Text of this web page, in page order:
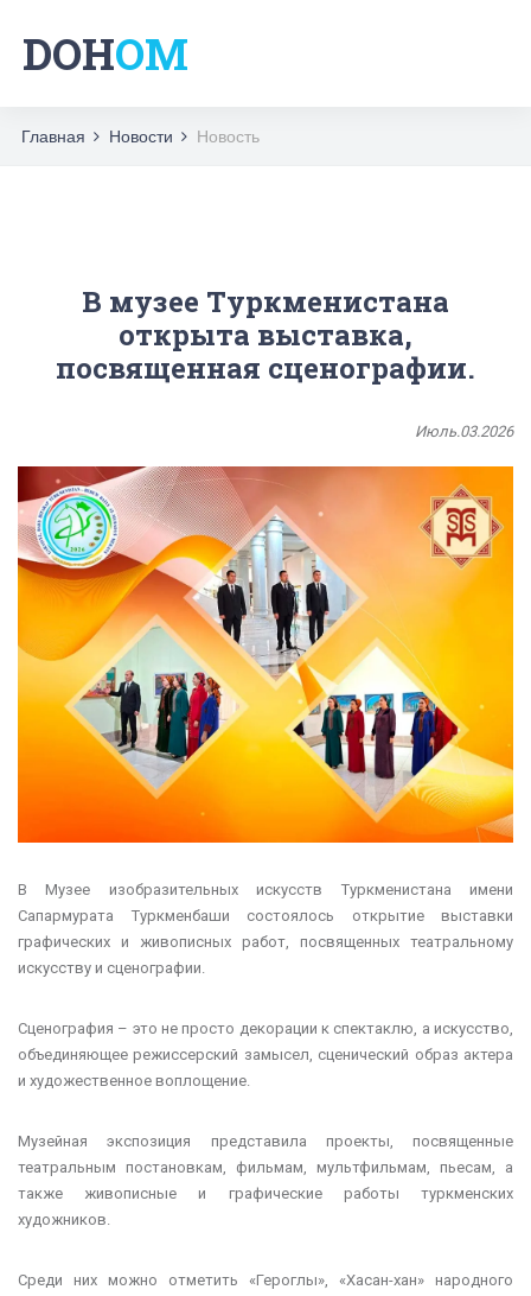
DOHOM
Главная Новости Новость
В музее Туркменистана
открыта выставка,
посвященная сценографии.
Июль.03.2026
В Музее изобразительных искусств Туркменистана имени
Сапармурата Туркменбаши состоялось открытие выставки
графических и живописных работ, посвященных театральному
искусству и сценографии.
Сценография – это не просто декорации к спектаклю, а искусство,
объединяющее режиссерский замысел, сценический образ актера
и художественное воплощение.
Музейная экспозиция представила проекты, посвященные
театральным постановкам, фильмам, мультфильмам, пьесам, а
также живописные и графические работы туркменских
художников.
Среди них можно отметить «Героглы», «Хасан-хан» народного